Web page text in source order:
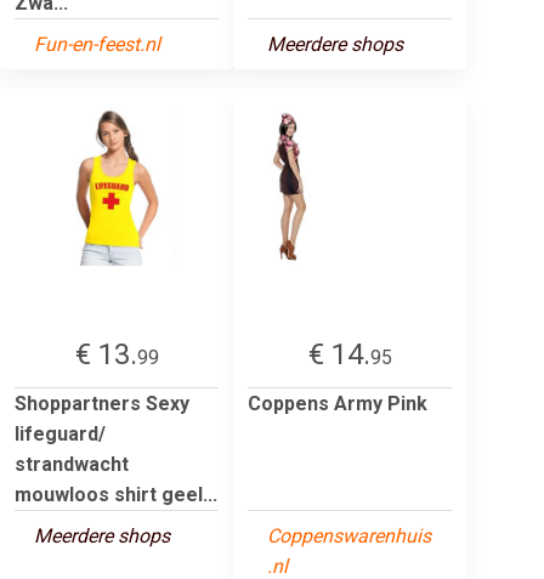
Fun-en-feest.nl
Meerdere shops
€ 13.99
Shoppartners Sexy
lifeguard/
strandwacht
mouwloos shirt geel...
Meerdere shops
€ 14.95
Coppens Army Pink
Coppenswarenhuis
.nl